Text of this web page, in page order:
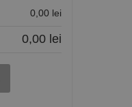
0,00 lei
0,00 lei